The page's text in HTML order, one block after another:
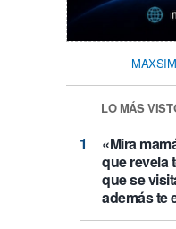
MAXSIM
LO MÁS
«Mira
que revela
que se
además te